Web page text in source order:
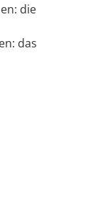
die
das